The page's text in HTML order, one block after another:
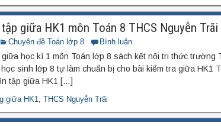
giữa HK1 môn Toán 8 THCS Nguyễn Trãi
Chuyên đề Toán lớp 8 Bình luận
học kì 1 môn Toán lớp 8 sách kết nối tri thức trường
sinh lớp 8 tự làm chuẩn bị cho bài kiểm tra giữa HK1
tập giữa HK1 […]
giữa HK1, THCS Nguyễn Trãi